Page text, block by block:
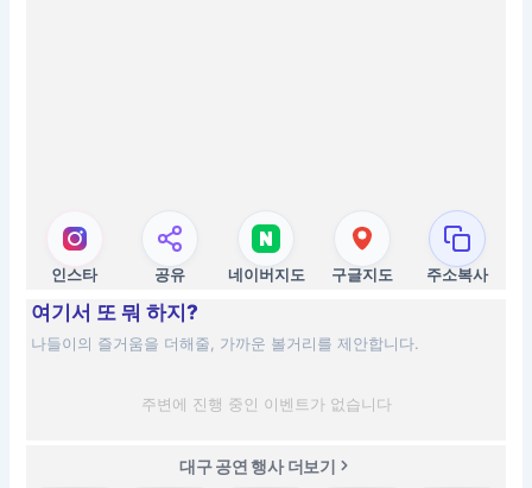
인스타 공유 네이버지도 구글지도 주소복사
여기서 또 뭐 하지?
나들이의 즐거움을 더해줄, 가까운 볼거리를 제안합니다.
주변에 진행 중인 이벤트가 없습니다
대구 공연 행사 더보기